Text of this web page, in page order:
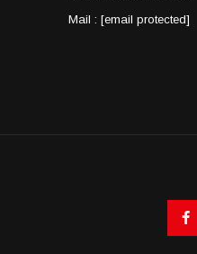
Mail : [email protected]